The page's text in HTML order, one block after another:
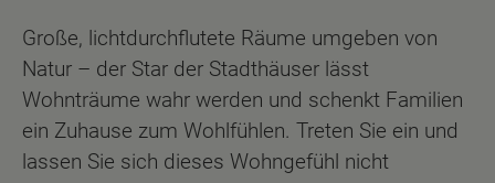
Große, lichtdurchflutete Räume umgeben von
Natur – der Star der Stadthäuser lässt
Wohnträume wahr werden und schenkt Familien
ein Zuhause zum Wohlfühlen. Treten Sie ein und
lassen Sie sich dieses Wohngefühl nicht